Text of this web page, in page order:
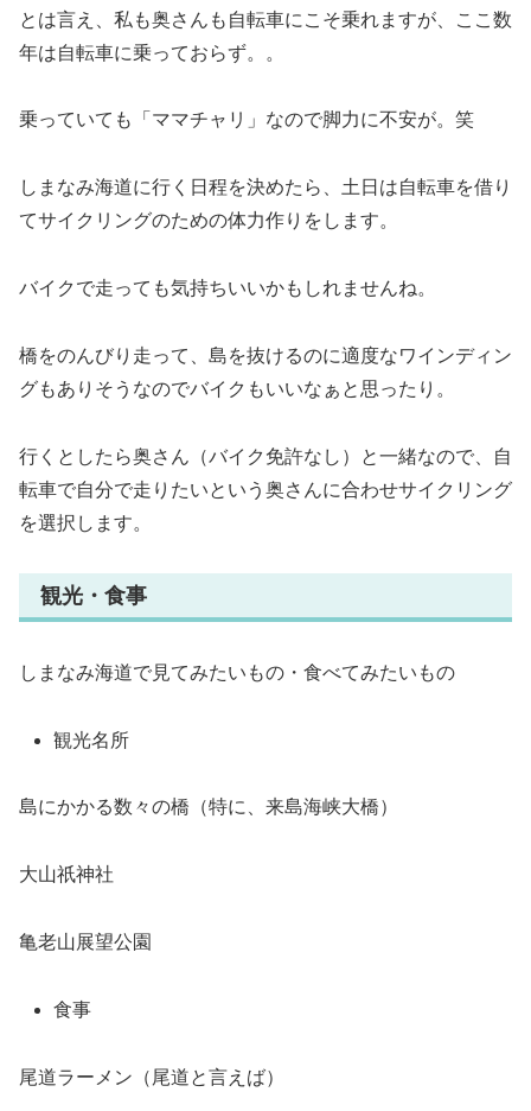
とは言え、私も奥さんも自転車にこそ乗れますが、ここ数
年は自転車に乗っておらず。。
乗っていても「ママチャリ」なので脚力に不安が。笑
しまなみ海道に行く日程を決めたら、土日は自転車を借り
てサイクリングのための体力作りをします。
バイクで走っても気持ちいいかもしれませんね。
橋をのんびり走って、島を抜けるのに適度なワインディン
グもありそうなのでバイクもいいなぁと思ったり。
行くとしたら奥さん（バイク免許なし）と一緒なので、自
転車で自分で走りたいという奥さんに合わせサイクリング
を選択します。
観光・食事
しまなみ海道で見てみたいもの・食べてみたいもの
観光名所
島にかかる数々の橋（特に、来島海峡大橋）
大山祇神社
亀老山展望公園
食事
尾道ラーメン（尾道と言えば）